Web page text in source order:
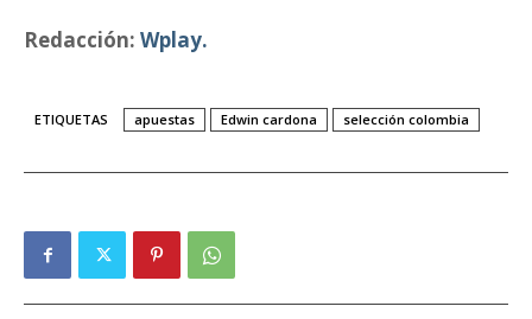
Redacción: Wplay.
ETIQUETAS apuestas Edwin cardona selección colombia